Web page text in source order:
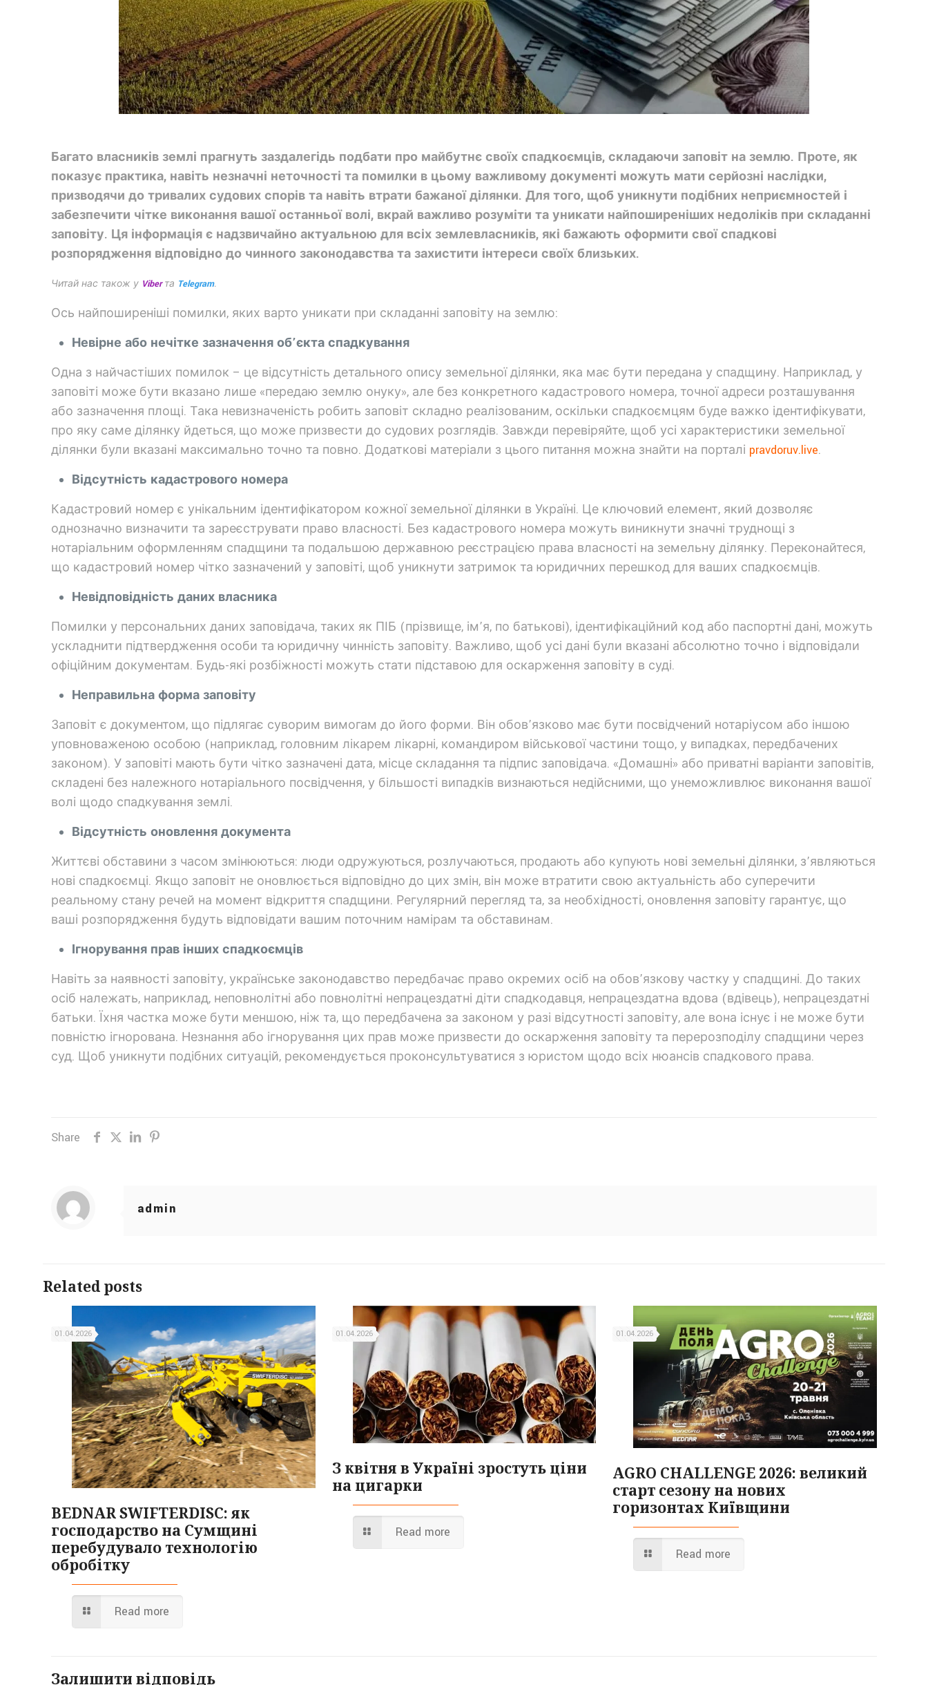
Багато власників землі прагнуть заздалегідь подбати про майбутнє своїх спадкоємців, складаючи заповіт на землю. Проте, як
показує практика, навіть незначні неточності та помилки в цьому важливому документі можуть мати серйозні наслідки,
призводячи до тривалих судових спорів та навіть втрати бажаної ділянки. Для того, щоб уникнути подібних неприємностей і
забезпечити чітке виконання вашої останньої волі, вкрай важливо розуміти та уникати найпоширеніших недоліків при складанні
заповіту. Ця інформація є надзвичайно актуальною для всіх землевласників, які бажають оформити свої спадкові
розпорядження відповідно до чинного законодавства та захистити інтереси своїх близьких.
Читай нас також у Viberта Telegram.
Ось найпоширеніші помилки, яких варто уникати при складанні заповіту на землю:
Невірне або нечітке зазначення об’єкта спадкування
Одна з найчастіших помилок – це відсутність детального опису земельної ділянки, яка має бути передана у спадщину. Наприклад, у
заповіті може бути вказано лише «передаю землю онуку», але без конкретного кадастрового номера, точної адреси розташування
або зазначення площі. Така невизначеність робить заповіт складно реалізованим, оскільки спадкоємцям буде важко ідентифікувати,
про яку саме ділянку йдеться, що може призвести до судових розглядів. Завжди перевіряйте, щоб усі характеристики земельної
ділянки були вказані максимально точно та повно. Додаткові матеріали з цього питання можна знайти на порталі pravdoruv.live.
Відсутність кадастрового номера
Кадастровий номер є унікальним ідентифікатором кожної земельної ділянки в Україні. Це ключовий елемент, який дозволяє
однозначно визначити та зареєструвати право власності. Без кадастрового номера можуть виникнути значні труднощі з
нотаріальним оформленням спадщини та подальшою державною реєстрацією права власності на земельну ділянку. Переконайтеся,
що кадастровий номер чітко зазначений у заповіті, щоб уникнути затримок та юридичних перешкод для ваших спадкоємців.
Невідповідність даних власника
Помилки у персональних даних заповідача, таких як ПІБ (прізвище, ім’я, по батькові), ідентифікаційний код або паспортні дані, можуть
ускладнити підтвердження особи та юридичну чинність заповіту. Важливо, щоб усі дані були вказані абсолютно точно і відповідали
офіційним документам. Будь-які розбіжності можуть стати підставою для оскарження заповіту в суді.
Неправильна форма заповіту
Заповіт є документом, що підлягає суворим вимогам до його форми. Він обов’язково має бути посвідчений нотаріусом або іншою
уповноваженою особою (наприклад, головним лікарем лікарні, командиром військової частини тощо, у випадках, передбачених
законом). У заповіті мають бути чітко зазначені дата, місце складання та підпис заповідача. «Домашні» або приватні варіанти заповітів,
складені без належного нотаріального посвідчення, у більшості випадків визнаються недійсними, що унеможливлює виконання вашої
волі щодо спадкування землі.
Відсутність оновлення документа
Життєві обставини з часом змінюються: люди одружуються, розлучаються, продають або купують нові земельні ділянки, з’являються
нові спадкоємці. Якщо заповіт не оновлюється відповідно до цих змін, він може втратити свою актуальність або суперечити
реальному стану речей на момент відкриття спадщини. Регулярний перегляд та, за необхідності, оновлення заповіту гарантує, що
ваші розпорядження будуть відповідати вашим поточним намірам та обставинам.
Ігнорування прав інших спадкоємців
Навіть за наявності заповіту, українське законодавство передбачає право окремих осіб на обов’язкову частку у спадщині. До таких
осіб належать, наприклад, неповнолітні або повнолітні непрацездатні діти спадкодавця, непрацездатна вдова (вдівець), непрацездатні
батьки. Їхня частка може бути меншою, ніж та, що передбачена за законом у разі відсутності заповіту, але вона існує і не може бути
повністю ігнорована. Незнання або ігнорування цих прав може призвести до оскарження заповіту та перерозподілу спадщини через
суд. Щоб уникнути подібних ситуацій, рекомендується проконсультуватися з юристом щодо всіх нюансів спадкового права.
Share
admin
Related posts
01.04.2026
BEDNAR SWIFTERDISC: як
господарство на Сумщині
перебудувало технологію
обробітку
Read more
01.04.2026
З квітня в Україні зростуть ціни
на цигарки
Read more
01.04.2026
AGRO CHALLENGE 2026: великий
старт сезону на нових
горизонтах Київщини
Read more
Залишити відповідь